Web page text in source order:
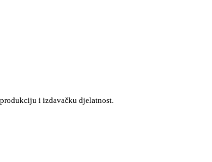
i izdavačku djelatnost.